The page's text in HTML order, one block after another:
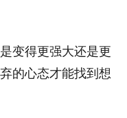
变得更强大还是更
的心态才能找到想